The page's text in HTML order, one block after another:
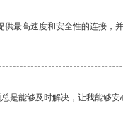
最高速度和安全性的连接，
是能够及时解决，让我能够安